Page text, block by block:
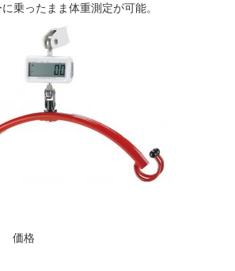
乗ったまま体重測定が可能。
価格